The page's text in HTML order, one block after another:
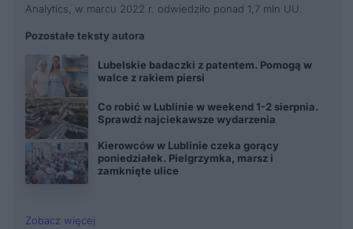
Analytics, w marcu 2022 r. odwiedziło ponad 1,7 mln UU.
Pozostałe teksty autora
Lubelskie badaczki z patentem. Pomogą w
walce z rakiem piersi
Co robić w Lublinie w weekend 1-2 sierpnia.
Sprawdź najciekawsze wydarzenia
Kierowców w Lublinie czeka gorący
poniedziałek. Pielgrzymka, marsz i
zamknięte ulice
Zobacz więcej